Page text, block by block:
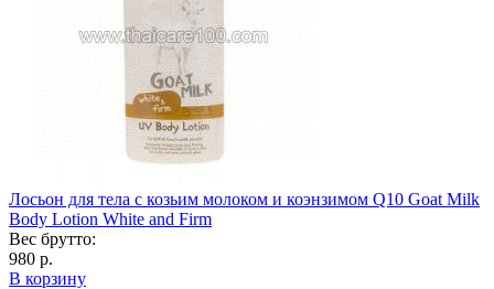
Лосьон для тела с козьим молоком и коэнзимом Q10 Goat Milk
Body Lotion White and Firm
Вес брутто:
980 р.
В корзину